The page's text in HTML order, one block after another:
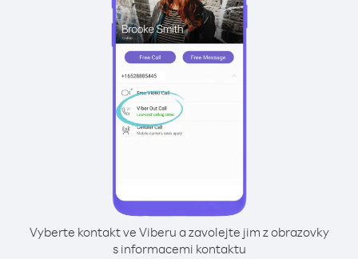
Vyberte kontakt ve Viberu a zavolejte jim z obrazovky
s informacemi kontaktu